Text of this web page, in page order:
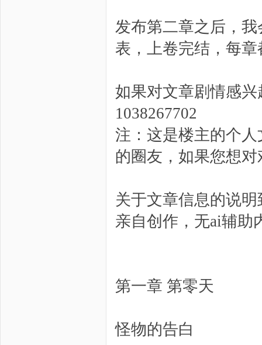
发布第二章之后，
表，上卷完结，每
如果对文章剧情感
1038267702
注：这是楼主的个
的圈友，如果您想
关于文章信息的说
亲自创作，无ai辅助
第一章 第零天
怪物的告白